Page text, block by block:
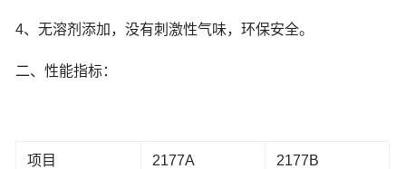
4、无溶剂添加，没有刺激性气味，环保安全。
二、性能指标：
项目 2177A 2177B